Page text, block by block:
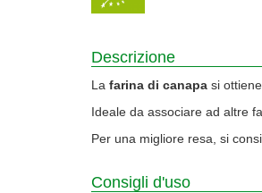
Descrizione
La farina di canapa si
Ideale da associare ad altre
Per una migliore resa, si
Consigli d'uso